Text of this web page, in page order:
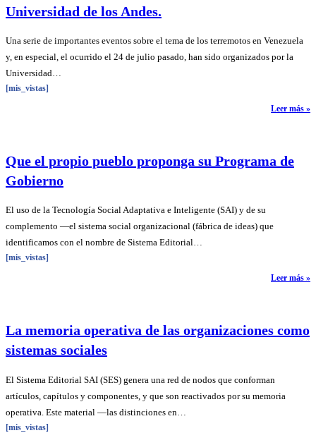
Universidad de los Andes.
Una serie de importantes eventos sobre el tema de los terremotos en Venezuela
y, en especial, el ocurrido el 24 de julio pasado, han sido organizados por la
Universidad…
[mis_vistas]
Leer más »
Que el propio pueblo proponga su Programa de
Gobierno
El uso de la Tecnología Social Adaptativa e Inteligente (SAI) y de su
complemento —el sistema social organizacional (fábrica de ideas) que
identificamos con el nombre de Sistema Editorial…
[mis_vistas]
Leer más »
La memoria operativa de las organizaciones como
sistemas sociales
El Sistema Editorial SAI (SES) genera una red de nodos que conforman
artículos, capítulos y componentes, y que son reactivados por su memoria
operativa. Este material —las distinciones en…
[mis_vistas]